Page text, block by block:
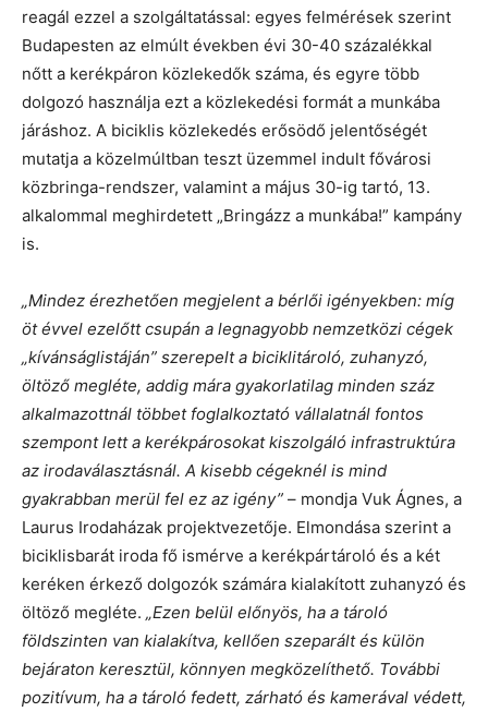
reagál ezzel a szolgáltatással: egyes felmérések szerint
Budapesten az elmúlt években évi 30-40 százalékkal
nőtt a kerékpáron közlekedők száma, és egyre több
dolgozó használja ezt a közlekedési formát a munkába
járáshoz. A biciklis közlekedés erősödő jelentőségét
mutatja a közelmúltban teszt üzemmel indult fővárosi
közbringa-rendszer, valamint a május 30-ig tartó, 13.
alkalommal meghirdetett „Bringázz a munkába!” kampány
is.
„Mindez érezhetően megjelent a bérlői igényekben: míg
öt évvel ezelőtt csupán a legnagyobb nemzetközi cégek
„kívánságlistáján” szerepelt a biciklitároló, zuhanyzó,
öltöző megléte, addig mára gyakorlatilag minden száz
alkalmazottnál többet foglalkoztató vállalatnál fontos
szempont lett a kerékpárosokat kiszolgáló infrastruktúra
az irodaválasztásnál. A kisebb cégeknél is mind
gyakrabban merül fel ez az igény” – mondja Vuk Ágnes, a
Laurus Irodaházak projektvezetője. Elmondása szerint a
biciklisbarát iroda fő ismérve a kerékpártároló és a két
keréken érkező dolgozók számára kialakított zuhanyzó és
öltöző megléte. „Ezen belül előnyös, ha a tároló
földszinten van kialakítva, kellően szeparált és külön
bejáraton keresztül, könnyen megközelíthető. További
pozitívum, ha a tároló fedett, zárható és kamerával védett,